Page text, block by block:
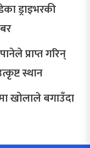
ड्राइभरकी
प्राप्त गरिन्
स्थान
खोलाले बगाउँदा